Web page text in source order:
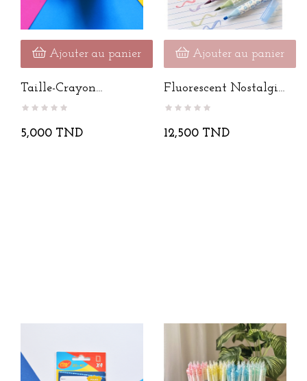
Ajouter au panier
Taille-Crayon
Grenouille
5,000 TND
Ajouter au panier
Fluorescent Nostalgia
Double
12,500 TND